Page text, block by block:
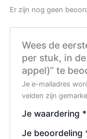
Er zijn nog geen
Wees de
per stuk, in
appel)” te
Je e-mailadres
velden zijn
Je waardering *
Je beoordeling